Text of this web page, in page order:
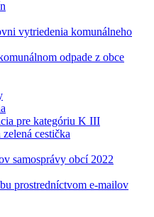
vytriedenia komunálneho
odpade z obce
pre kategóriu K III
cestička
samosprávy obcí 2022
prostredníctvom e-mailov